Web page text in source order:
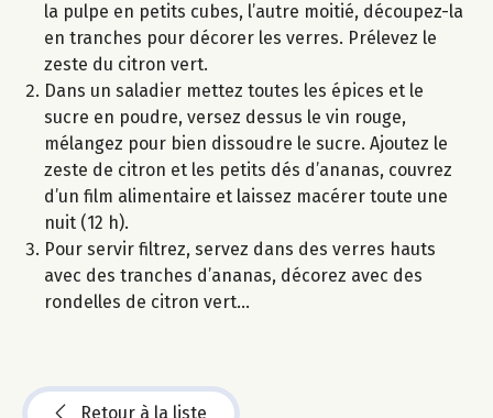
la pulpe en petits cubes, l’autre moitié, découpez-la
en tranches pour décorer les verres. Prélevez le
zeste du citron vert.
Dans un saladier mettez toutes les épices et le
sucre en poudre, versez dessus le vin rouge,
mélangez pour bien dissoudre le sucre. Ajoutez le
zeste de citron et les petits dés d’ananas, couvrez
d’un film alimentaire et laissez macérer toute une
nuit (12 h).
Pour servir filtrez, servez dans des verres hauts
avec des tranches d’ananas, décorez avec des
rondelles de citron vert…
Retour à la liste